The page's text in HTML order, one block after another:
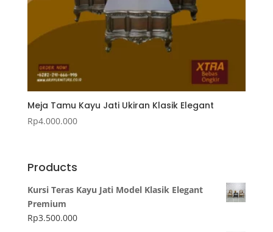
Meja Tamu Kayu Jati Ukiran Klasik Elegant
Rp4.000.000
Products
Kursi Teras Kayu Jati Model Klasik Elegant
Premium
Rp3.500.000